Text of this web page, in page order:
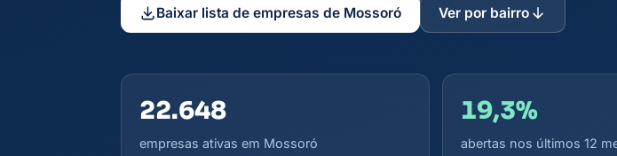
Baixar lista de empresas de Mossoró Ver por bairro
22.648
empresas ativas em Mossoró
19,3%
abertas nos últimos 12